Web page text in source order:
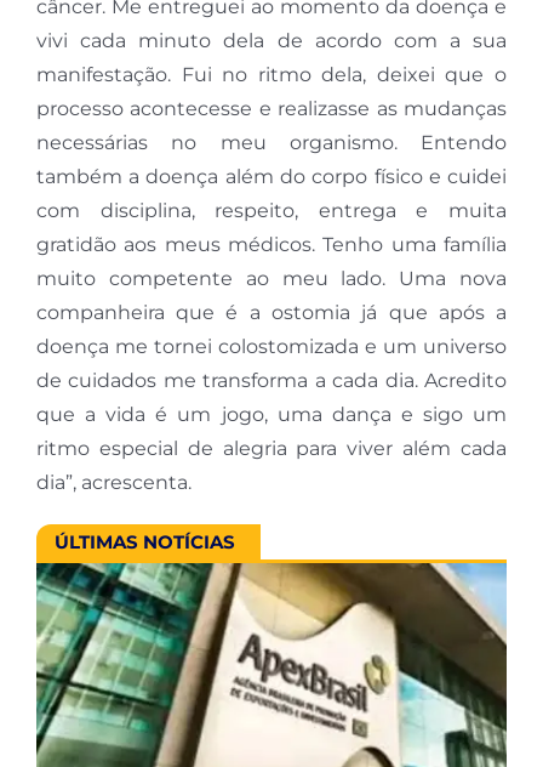
câncer. Me entreguei ao momento da doença e
vivi cada minuto dela de acordo com a sua
manifestação. Fui no ritmo dela, deixei que o
processo acontecesse e realizasse as mudanças
necessárias no meu organismo. Entendo
também a doença além do corpo físico e cuidei
com disciplina, respeito, entrega e muita
gratidão aos meus médicos. Tenho uma família
muito competente ao meu lado. Uma nova
companheira que é a ostomia já que após a
doença me tornei colostomizada e um universo
de cuidados me transforma a cada dia. Acredito
que a vida é um jogo, uma dança e sigo um
ritmo especial de alegria para viver além cada
dia”, acrescenta.
ÚLTIMAS NOTÍCIAS